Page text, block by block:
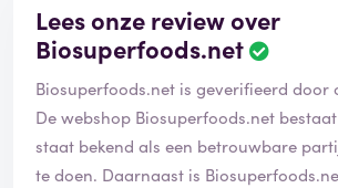
Lees onze review over
Biosuperfoods.net
Biosuperfoods.net is geverifieerd door
De webshop Biosuperfoods.net
staat bekend als een betrouwbare
te doen. Daarnaast is